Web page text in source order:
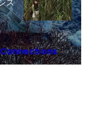
ス
Connections